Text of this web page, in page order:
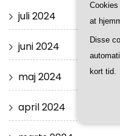
juli 2024
juni 2024
maj 2024
april 2024
at
Disse
kort tid.